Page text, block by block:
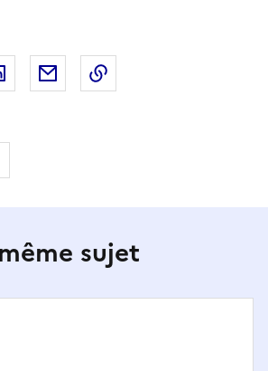
sur X (anciennement Twitter)
Partager sur LinkedIn
Partager par email
sujet